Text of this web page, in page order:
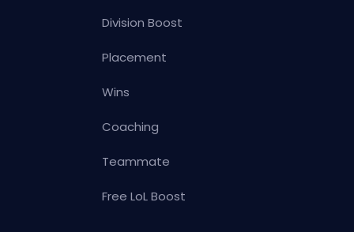
Division Boost
Placement
Wins
Coaching
Teammate
Free LoL Boost